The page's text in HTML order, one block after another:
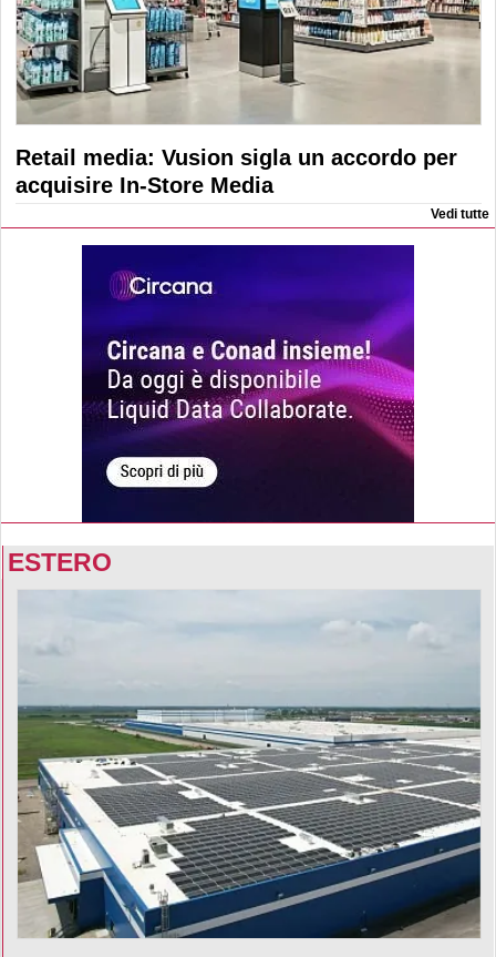
Retail media: Vusion sigla un accordo per
acquisire In-Store Media
Vedi tutte
ESTERO